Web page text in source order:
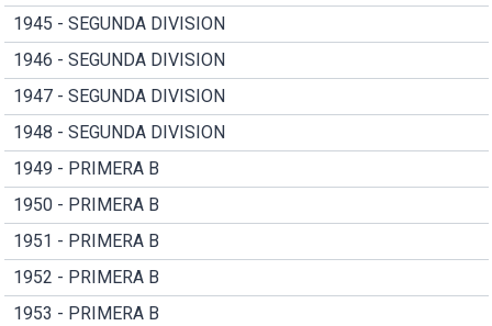
1945 - SEGUNDA DIVISION
1946 - SEGUNDA DIVISION
1947 - SEGUNDA DIVISION
1948 - SEGUNDA DIVISION
1949 - PRIMERA B
1950 - PRIMERA B
1951 - PRIMERA B
1952 - PRIMERA B
1953 - PRIMERA B